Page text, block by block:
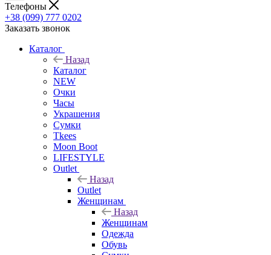
Телефоны
+38 (099) 777 0202
Заказать звонок
Каталог
Назад
Каталог
NEW
Очки
Часы
Украшения
Сумки
Tkees
Moon Boot
LIFESTYLE
Outlet
Назад
Outlet
Женщинам
Назад
Женщинам
Одежда
Обувь